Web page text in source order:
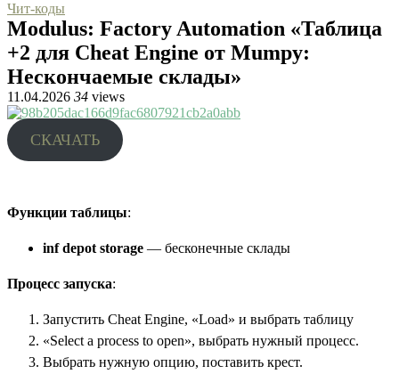
Чит-коды
Modulus: Factory Automation «Таблица
+2 для Cheat Engine от Mumpy:
Нескончаемые склады»
11.04.2026 34 views
СКАЧАТЬ
Функции таблицы:
inf depot storage — бесконечные склады
Процесс запуска:
Запустить Cheat Engine, «Load» и выбрать таблицу
«Select a process to open», выбрать нужный процесс.
Выбрать нужную опцию, поставить крест.